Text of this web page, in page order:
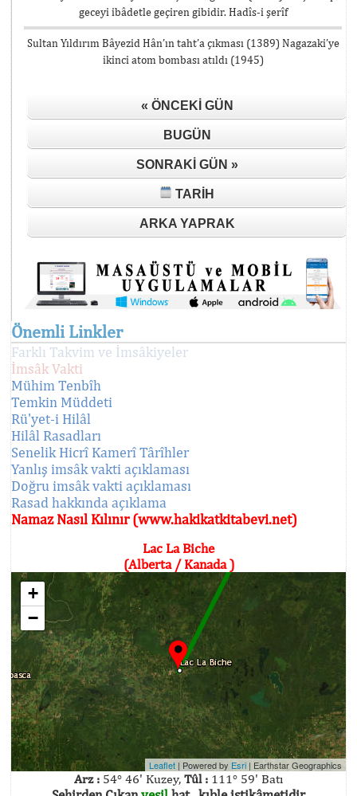
geceyi ibâdetle geçiren gibidir. Hadîs-i şerîf
Sultan Yıldırım Bâyezid Hân’ın taht’a çıkması (1389) Nagazaki’ye
ikinci atom bombası atıldı (1945)
« ÖNCEKI GÜN
BUGÜN
SONRAKI GÜN »
TARIH
ARKA YAPRAK
Önemli Linkler
Farklı Takvim ve İmsâkiyeler
İmsâk Vakti
Mühim Tenbîh
Temkin Müddeti
Rü'yet-i Hilâl
Hilâl Rasadları
Senelik Hicrî Kamerî Târîhler
Yanlış imsâk vakti açıklaması
Doğru imsâk vakti açıklaması
Rasad hakkında açıklama
Namaz Nasıl Kılınır (www.hakikatkitabevi.net)
Lac La Biche
(Alberta / Kanada )
+
−
Leaflet | Powered by Esri | Earthstar Geographics
Arz : 54° 46' Kuzey, Tûl : 111° 59' Batı